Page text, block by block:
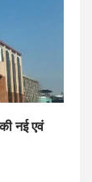
नई एवं